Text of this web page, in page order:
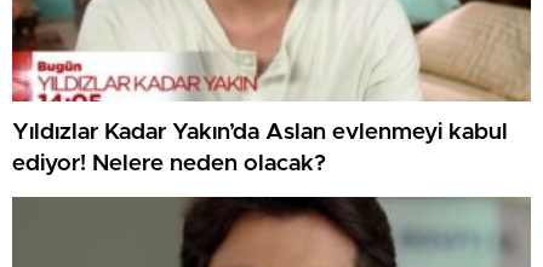
Yıldızlar Kadar Yakın’da Aslan evlenmeyi kabul
ediyor! Nelere neden olacak?